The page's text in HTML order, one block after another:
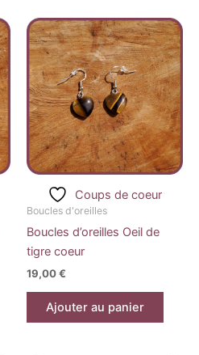
Coups de coeur
Boucles d'oreilles
Boucles d’oreilles Oeil de
tigre coeur
19,00€
Ajouter au panier